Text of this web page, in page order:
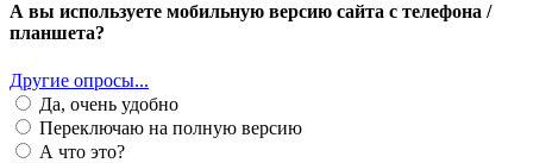
А вы используете мобильную версию сайта с телефона /
планшета?
Другие опросы...
Да, очень удобно
Переключаю на полную версию
А что это?